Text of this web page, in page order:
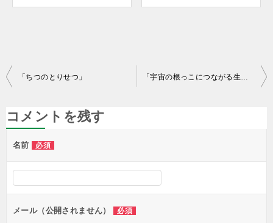
投
ナ
ビ
ゲ
ー
ョ
「ちつのとりせつ」 「宇宙の根っこにつながる生き方」
コメントを残す
名前 必須
メール（公開されません） 必須